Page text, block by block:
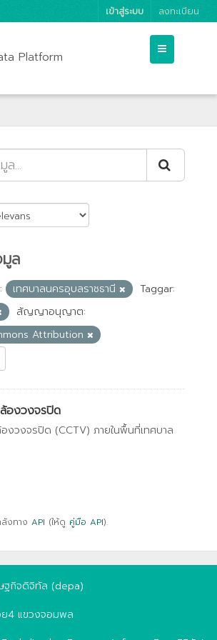
เข้าสู่ระบบ ลงทะเบียน
Platform
ล
เทศบาลนครอุบลราชธานี
Taggar:
สัญญาอนุญาต:
Attribution
องวงจรปิด
งวงจรปิด (CCTV) ภายในพื้นที่เทศบาล
งทาง API (ให้ดู คู่มือ API).
ฐกิจดิจิทัล (depa)
4 แขวงจอมพล